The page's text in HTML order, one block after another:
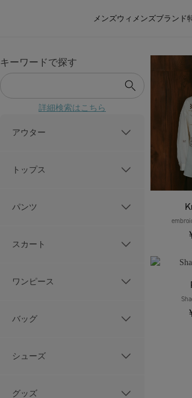
メンズウィメンズブランド
キーワードで探す
詳細検索はこちら
アウター
トップス
パンツ
スカート
ワンピース
バッグ
シューズ
グッズ